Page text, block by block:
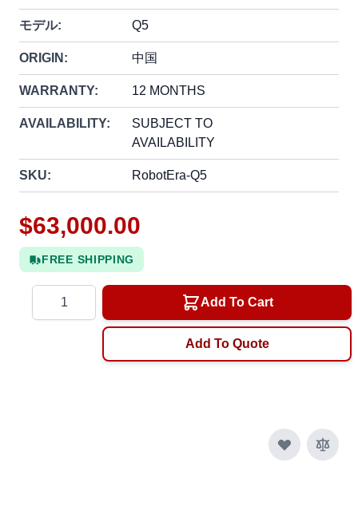
モデル: Q5
ORIGIN: 中国
WARRANTY: 12 MONTHS
AVAILABILITY:
SUBJECT TO
AVAILABILITY
SKU: RobotEra-Q5
$63,000.00
FREE SHIPPING
Add To Cart
Add To Quote